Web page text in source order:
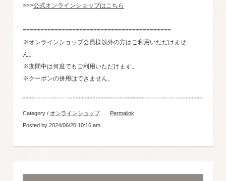
>>>公式オンラインショップはこちら
==========================================
※オンラインショップ会員様以外の方はご利用いただけませ
ん。
※期間中は何度でもご利用いただけます。
※クーポンの併用はできません。
Category / オンラインショップ
Permalink
Posted by 2024/06/20 10:16 am